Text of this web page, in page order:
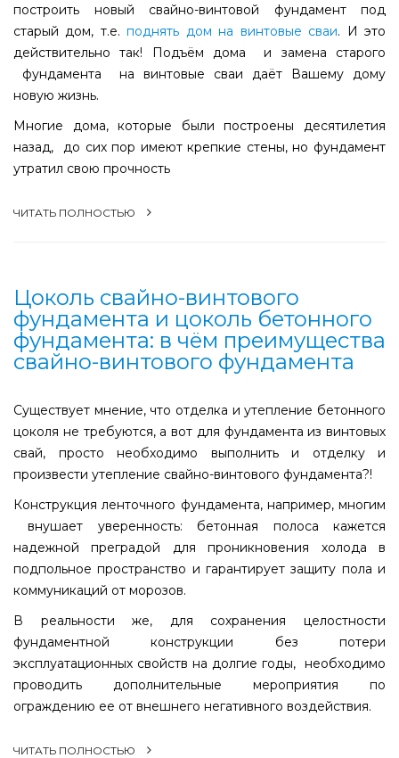
построить новый свайно-винтовой фундамент под
старый дом, т.е.поднять дом на винтовые сваи. И это
действительно так! Подъём дома и замена старого
фундамента на винтовые сваи даёт Вашему дому
новую жизнь.
Многие дома, которые были построены десятилетия
назад, до сих пор имеют крепкие стены, но фундамент
утратил свою прочность
ЧИТАТЬ ПОЛНОСТЬЮ
Цоколь свайно-винтового
фундамента и цоколь бетонного
фундамента: в чём преимущества
свайно-винтового фундамента
Существует мнение, что отделка и утепление бетонного
цоколя не требуются, а вот для фундамента из винтовых
свай, просто необходимо выполнить и отделку и
произвести утепление свайно-винтового фундамента?!
Конструкция ленточного фундамента, например, многим
внушает уверенность: бетонная полоса кажется
надежной преградой для проникновения холода в
подпольное пространство и гарантирует защиту пола и
коммуникаций от морозов.
В реальности же, для сохранения целостности
фундаментной конструкции без потери
эксплуатационных свойств на долгие годы, необходимо
проводить дополнительные мероприятия по
ограждению ее от внешнего негативного воздействия.
ЧИТАТЬ ПОЛНОСТЬЮ